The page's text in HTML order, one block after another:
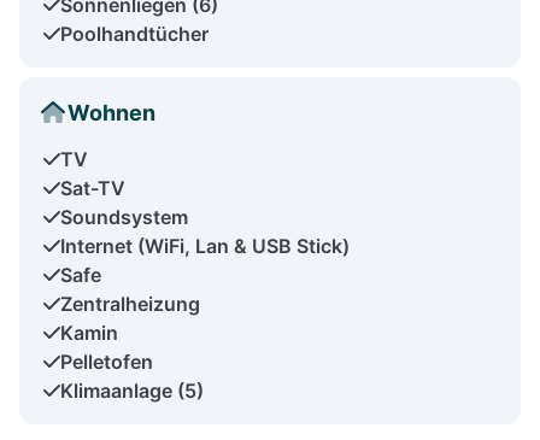
Poolhandtücher
Wohnen
TV
Sat-TV
Soundsystem
Internet (WiFi, Lan & USB Stick)
Safe
Zentralheizung
Kamin
Pelletofen
Klimaanlage (5)